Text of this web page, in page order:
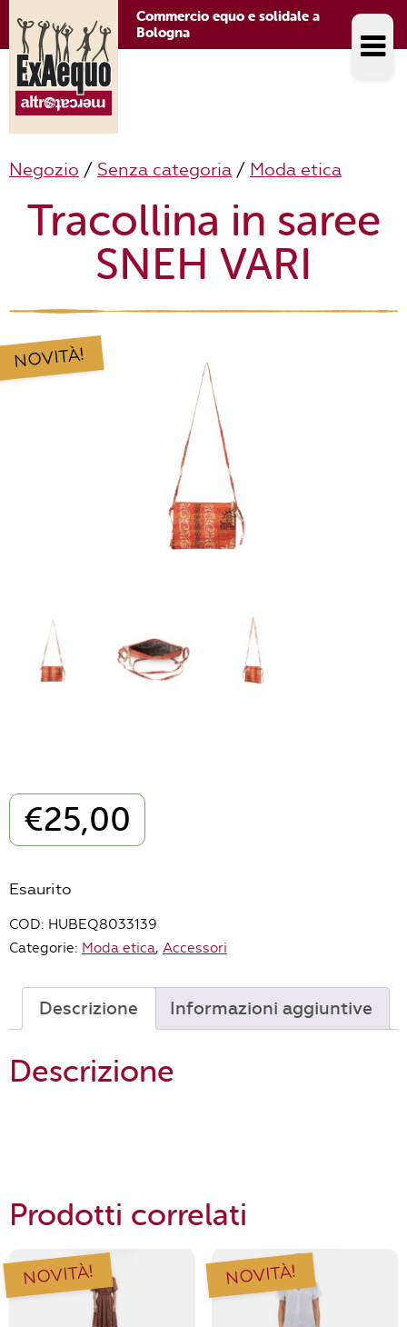
Commercio equo e solidale a
Bologna
Negozio / Senza categoria / Moda etica
Tracollina in saree
SNEH VARI
NOVITÀ!
€25,00
Esaurito
COD: HUBEQ8033139
Categorie: Moda etica, Accessori
Descrizione Informazioni aggiuntive
Descrizione
Prodotti correlati
NOVITÀ! NOVITÀ!